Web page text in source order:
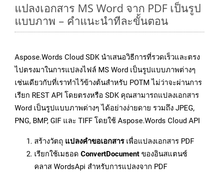
แปลงเอกสาร MS Word จาก PDF เป็นรูป
แบบภาพ – คำแนะนำทีละขั้นตอน
Aspose.Words Cloud SDK นำเสนอวิธีการที่รวดเร็วและตรง
ไปตรงมาในการแปลงไฟล์ MS Word เป็นรูปแบบภาพต่างๆ
เช่นเดียวกับที่เราทำไว้ข้างต้นสำหรับ POTM ไม่ว่าจะผ่านการ
เรียก REST API โดยตรงหรือ SDK คุณสามารถแปลงเอกสาร
Word เป็นรูปแบบภาพต่างๆ ได้อย่างง่ายดาย รวมถึง JPEG,
PNG, BMP, GIF และ TIFF โดยใช้ Aspose.Words Cloud API
สร้างวัตถุ แปลงคำขอเอกสารเพื่อแปลงเอกสาร PDF
เรียกใช้เมธอด ConvertDocument ของอินสแตนซ์
คลาส WordsApi สำหรับการแปลงจาก PDF